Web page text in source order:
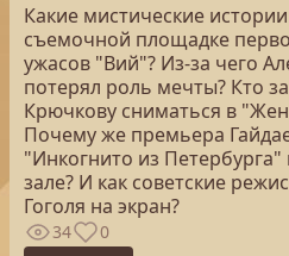
Какие мистические
съемочной площадке
ужасов "Вий"? Из-за чего
потерял роль мечты? Кто
Крючкову сниматься в
Почему же премьера
"Инкогнито из
зале? И как советские
Гоголя на экран?
34 0